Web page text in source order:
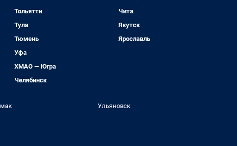
Тольятти
Тула
Тюмень
Уфа
ХМАО — Югра
Челябинск
Чита
Якутск
Ярославль
Ульяновск